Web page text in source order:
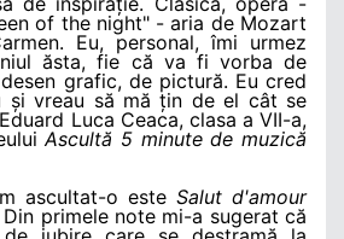
of the night" - aria de Mozart
Eu, personal, îmi urmez
ăsta, fie că va fi vorba de
grafic, de pictură. Eu cred
și vreau să mă țin de el cât se
Luca Ceaca, clasa a VII-a,
Ascultă 5 minute de muzică
ascultat-o este Salut d'amour
primele note mi-a sugerat că